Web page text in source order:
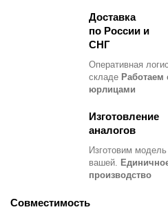
Доставка
по России и
СНГ
Оперативная
складе Работаем
юрлицами
Изготовление
аналогов
Изготовим
вашей.
производство
Совместимость